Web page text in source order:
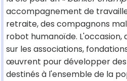
accompagnement de
retraite, des compagnons
robot humanoïde. L'occasion,
sur les associations,
œuvrent pour développer
destinés à l'ensemble de la